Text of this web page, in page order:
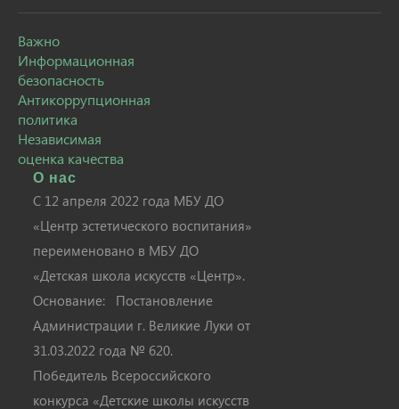
Важно
Информационная
безопасность
Антикоррупционная
политика
Независимая
оценка качества
О нас
С 12 апреля 2022 года МБУ ДО
«Центр эстетического воспитания»
переименовано в МБУ ДО
«Детская школа искусств «Центр».
Основание: Постановление
Администрации г. Великие Луки от
31.03.2022 года № 620.
Победитель Всероссийского
конкурса «Детские школы искусств